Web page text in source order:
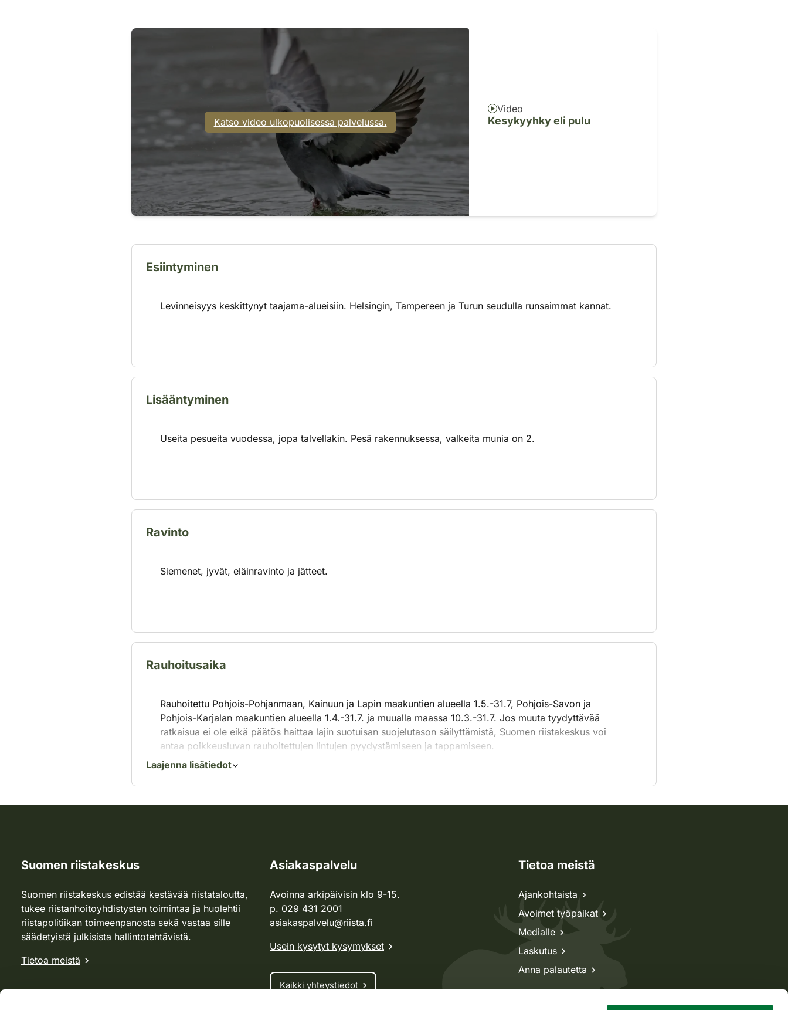
Katso video ulkopuolisessa palvelussa.
Video
Kesykyyhky eli pulu
Esiintyminen
Levinneisyys keskittynyt taajama-alueisiin. Helsingin, Tampereen ja Turun seudulla runsaimmat kannat.
Lisääntyminen
Useita pesueita vuodessa, jopa talvellakin. Pesä rakennuksessa, valkeita munia on 2.
Ravinto
Siemenet, jyvät, eläinravinto ja jätteet.
Rauhoitusaika
Rauhoitettu Pohjois-Pohjanmaan, Kainuun ja Lapin maakuntien alueella 1.5.-31.7, Pohjois-Savon ja
Pohjois-Karjalan maakuntien alueella 1.4.-31.7. ja muualla maassa 10.3.-31.7. Jos muuta tyydyttävää
ratkaisua ei ole eikä päätös haittaa lajin suotuisan suojelutason säilyttämistä, Suomen riistakeskus voi
antaa poikkeusluvan rauhoitettujen lintujen pyydystämiseen ja tappamiseen.
Laajenna lisätiedot
Suomen riistakeskus
Suomen riistakeskus edistää kestävää riistataloutta,
tukee riistanhoitoyhdistysten toimintaa ja huolehtii
riistapolitiikan toimeenpanosta sekä vastaa sille
säädetyistä julkisista hallintotehtävistä.
Tietoa meistä
Asiakaspalvelu
Avoinna arkipäivisin klo 9-15.
p. 029 431 2001
asiakaspalvelu@riista.fi
Usein kysytyt kysymykset
Kaikki yhteystiedot
Tietoa meistä
Ajankohtaista
Avoimet työpaikat
Medialle
Laskutus
Anna palautetta